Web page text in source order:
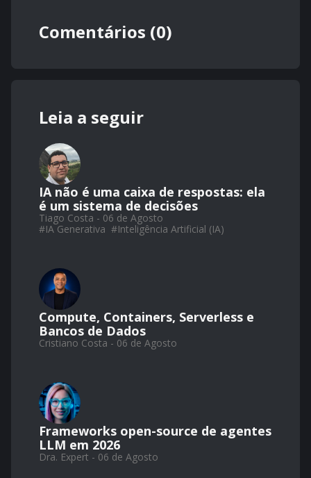
Comentários (0)
Leia a seguir
IA não é uma caixa de respostas: ela
é um sistema de decisões
Tiago Costa - 06 de Agosto
#IA Generativa #Inteligência Artificial (IA)
Compute, Containers, Serverless e
Bancos de Dados
Cristiano Costa - 06 de Agosto
Frameworks open-source de agentes
LLM em 2026
Dra. Expert - 06 de Agosto